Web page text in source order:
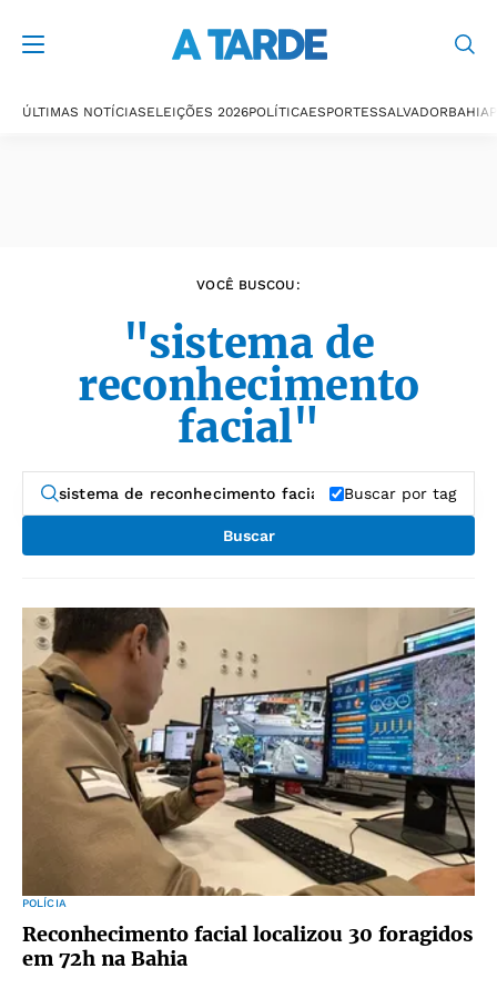
ÚLTIMAS NOTÍCIASELEIÇÕES 2026POLÍTICAESPORTESSALVADORBAHIA
VOCÊ BUSCOU:
"sistema de
reconhecimento
facial"
Buscar por tag
Buscar
POLÍCIA
Reconhecimento facial localizou 30 foragidos
em 72h na Bahia